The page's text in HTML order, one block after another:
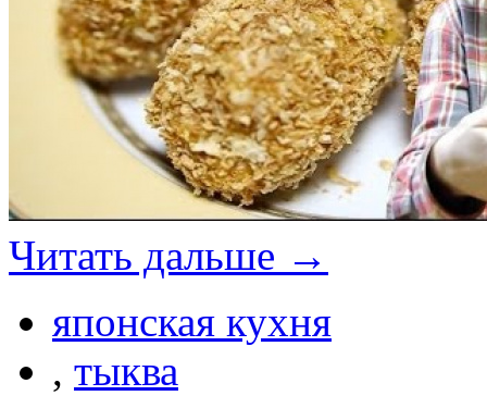
Читать дальше →
японская кухня
, тыква